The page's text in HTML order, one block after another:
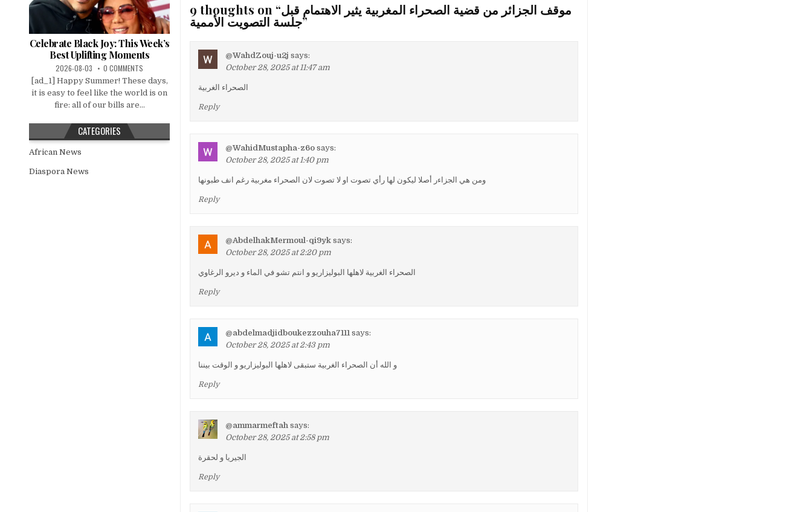
9 thoughts on “موقف الجزائر من قضية الصحراء المغربية يثير الاهتمام قبل
جلسة التصويت الأممية”
@WahdZouj-u2j says:
October 28, 2025 at 11:47 am
الصحراء الغربية
Reply
@WahidMustapha-z6o says:
October 28, 2025 at 1:40 pm
ومن هي الجزاءر أصلا ليكون لها رأي تصوت او لا تصوت لان الصحراء مغربية رغم انف طبونها
Reply
@AbdelhakMermoul-qi9yk says:
October 28, 2025 at 2:20 pm
الصحراء الغربية لاهلها البوليزاريو و انتم تشو في الماء و ديرو الرغاوي
Reply
@abdelmadjidboukezzouha7111 says:
October 28, 2025 at 2:43 pm
و الله أن الصحراء الغربية ستبقى لاهلها البوليزاريو و الوقت بيننا
Reply
@ammarmeftah says:
October 28, 2025 at 2:58 pm
الجيريا و لحقرة
Reply
Celebrate Black Joy: This Week’s
Best Uplifting Moments
2026-08-03 0 COMMENTS
[ad_1] Happy Summer! These days,
it is easy to feel like the world is on
fire: all of our bills are...
CATEGORIES
African News
Diaspora News